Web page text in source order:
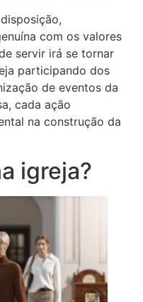
com os valores
servir irá se tornar
participando dos
de eventos da
cada ação
na construção da
igreja?